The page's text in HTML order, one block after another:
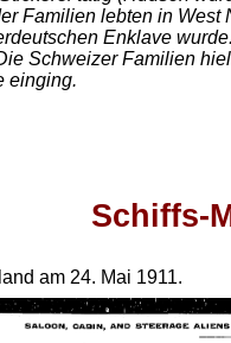
Familien lebten in
Enklave
Schweizer Familien
einging.
Schiffs-
am 24. Mai 1911.